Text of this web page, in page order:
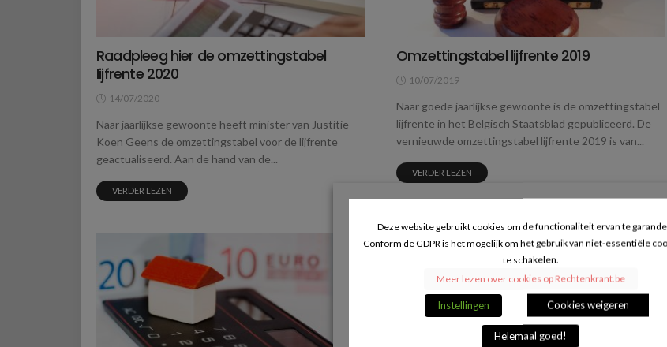
Raadpleeg hier de omzettingstabel
lijfrente 2020
14/07/2020
Naar jaarlijkse gewoonte heeft minister van Justitie
Koen Geens de omzettingstabel voor de lijfrente
geactualiseerd. Aan de hand van de...
VERDER LEZEN
Omzettingstabel lijfrente 2019
10/07/2019
Naar goede jaarlijkse gewoonte is de omzettingstabel
lijfrente in het Belgisch Staatsblad gepubliceerd. De
vernieuwde omzettingstabel lijfrente 2019 is van...
VERDER LEZEN
Deze website gebruikt cookies om de functionaliteit ervan te
Conform de GDPR is het mogelijk om het gebruik van niet-essentiële
te schakelen.
Meer lezen over cookies op Rechtenkrant.be
Instellingen Cookies weigeren
Helemaal goed!